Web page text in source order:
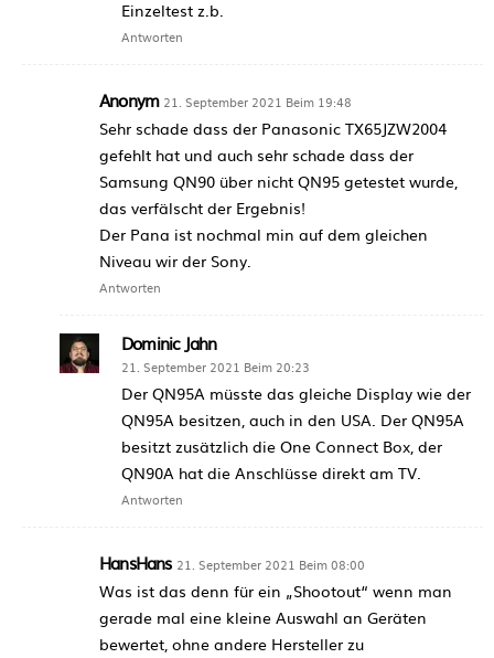
Einzeltest z.b.
Antworten
Anonym 21. September 2021 Beim 19:48
Sehr schade dass der Panasonic TX65JZW2004
gefehlt hat und auch sehr schade dass der
Samsung QN90 über nicht QN95 getestet wurde,
das verfälscht der Ergebnis!
Der Pana ist nochmal min auf dem gleichen
Niveau wir der Sony.
Antworten
Dominic Jahn
21. September 2021 Beim 20:23
Der QN95A müsste das gleiche Display wie der
QN95A besitzen, auch in den USA. Der QN95A
besitzt zusätzlich die One Connect Box, der
QN90A hat die Anschlüsse direkt am TV.
Antworten
HansHans 21. September 2021 Beim 08:00
Was ist das denn für ein „Shootout“ wenn man
gerade mal eine kleine Auswahl an Geräten
bewertet, ohne andere Hersteller zu